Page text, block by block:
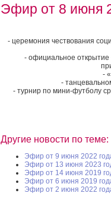
Эфир от 8 июня
- церемония чествования
- официальное открытие
-
-
- турнир по мини-футболу
Другие новости по теме:
Эфир от 9 июня 2022
Эфир от 13 июня 2023
Эфир от 14 июня 2019
Эфир от 6 июня 2019
Эфир от 2 июня 2022